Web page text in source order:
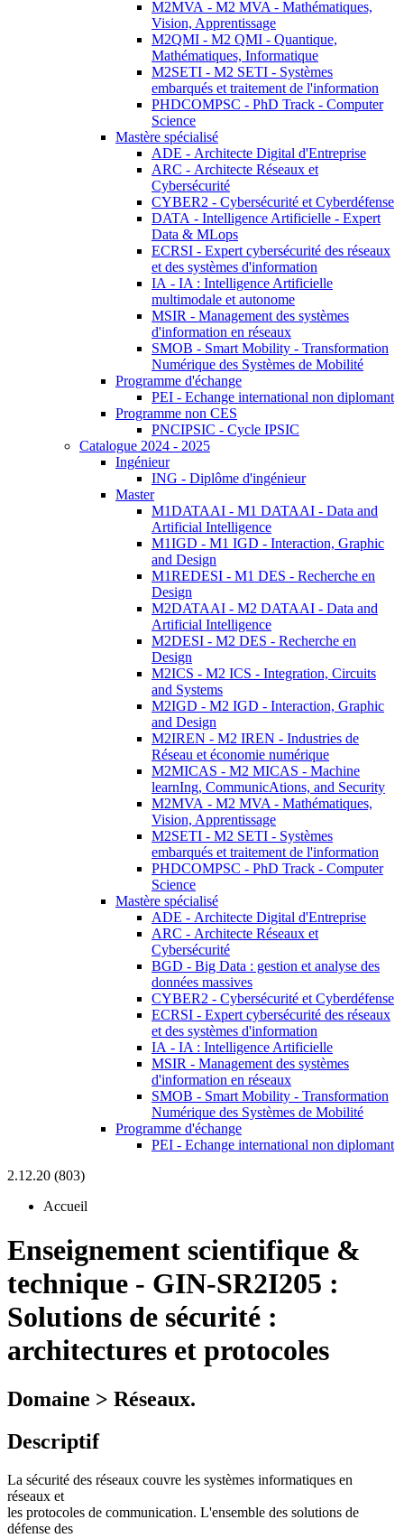
M2MVA - M2 MVA - Mathématiques,
Vision, Apprentissage
M2QMI - M2 QMI - Quantique,
Mathématiques, Informatique
M2SETI - M2 SETI - Systèmes
embarqués et traitement de l'information
PHDCOMPSC - PhD Track - Computer
Science
Mastère spécialisé
ADE - Architecte Digital d'Entreprise
ARC - Architecte Réseaux et
Cybersécurité
CYBER2 - Cybersécurité et Cyberdéfense
DATA - Intelligence Artificielle - Expert
Data & MLops
ECRSI - Expert cybersécurité des réseaux
et des systèmes d'information
IA - IA : Intelligence Artificielle
multimodale et autonome
MSIR - Management des systèmes
d'information en réseaux
SMOB - Smart Mobility - Transformation
Numérique des Systèmes de Mobilité
Programme d'échange
PEI - Echange international non diplomant
Programme non CES
PNCIPSIC - Cycle IPSIC
Catalogue 2024 - 2025
Ingénieur
ING - Diplôme d'ingénieur
Master
M1DATAAI - M1 DATAAI - Data and
Artificial Intelligence
M1IGD - M1 IGD - Interaction, Graphic
and Design
M1REDESI - M1 DES - Recherche en
Design
M2DATAAI - M2 DATAAI - Data and
Artificial Intelligence
M2DESI - M2 DES - Recherche en
Design
M2ICS - M2 ICS - Integration, Circuits
and Systems
M2IGD - M2 IGD - Interaction, Graphic
and Design
M2IREN - M2 IREN - Industries de
Réseau et économie numérique
M2MICAS - M2 MICAS - Machine
learnIng, CommunicAtions, and Security
M2MVA - M2 MVA - Mathématiques,
Vision, Apprentissage
M2SETI - M2 SETI - Systèmes
embarqués et traitement de l'information
PHDCOMPSC - PhD Track - Computer
Science
Mastère spécialisé
ADE - Architecte Digital d'Entreprise
ARC - Architecte Réseaux et
Cybersécurité
BGD - Big Data : gestion et analyse des
données massives
CYBER2 - Cybersécurité et Cyberdéfense
ECRSI - Expert cybersécurité des réseaux
et des systèmes d'information
IA - IA : Intelligence Artificielle
MSIR - Management des systèmes
d'information en réseaux
SMOB - Smart Mobility - Transformation
Numérique des Systèmes de Mobilité
Programme d'échange
PEI - Echange international non diplomant
2.12.20 (803)
Accueil
Enseignement scientifique &
technique - GIN-SR2I205 :
Solutions de sécurité :
architectures et protocoles
Domaine > Réseaux.
Descriptif
La sécurité des réseaux couvre les systèmes informatiques en
réseaux et
les protocoles de communication. L'ensemble des solutions de
défense des